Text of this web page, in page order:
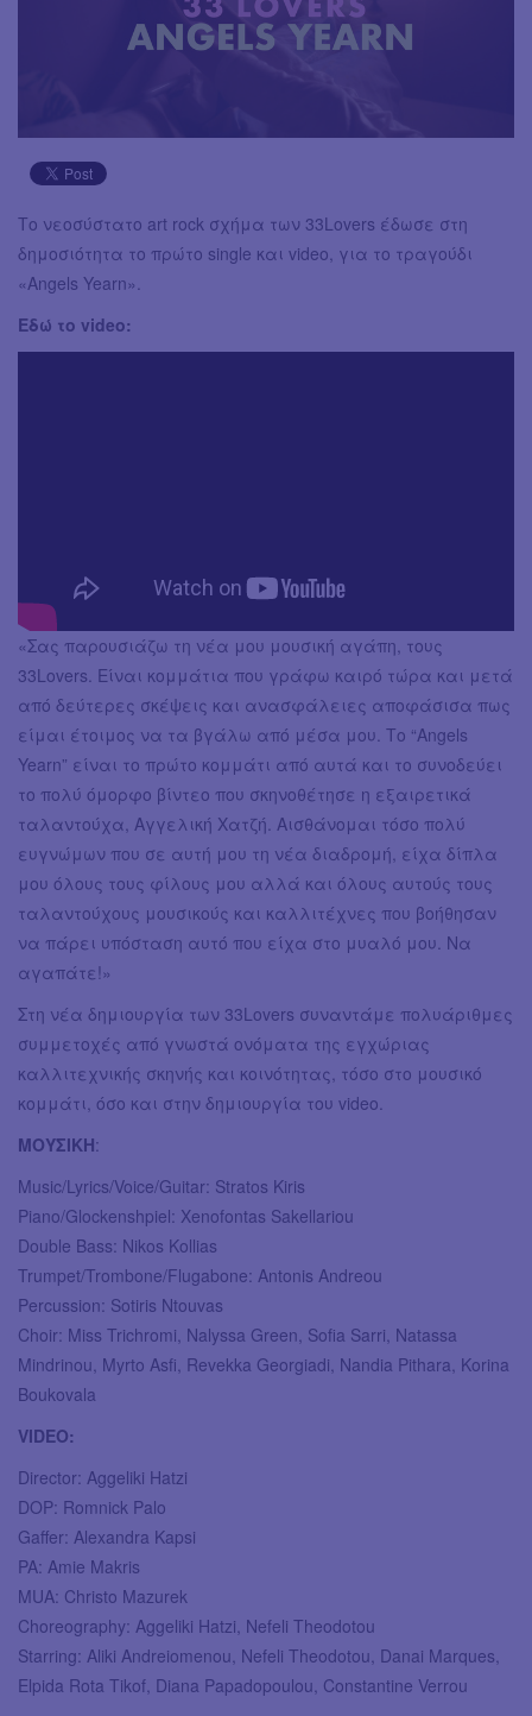
Το νεοσύστατο art rock σχήμα των 33Lovers έδωσε στη
δημοσιότητα το πρώτο single και video, για το τραγούδι
«Angels Yearn».
Εδώ το video:
«Σας παρουσιάζω τη νέα μου μουσική αγάπη, τους
33Lovers. Είναι κομμάτια που γράφω καιρό τώρα και μετά
από δεύτερες σκέψεις και ανασφάλειες αποφάσισα πως
είμαι έτοιμος να τα βγάλω από μέσα μου. Το “Angels
Yearn” είναι το πρώτο κομμάτι από αυτά και το συνοδεύει
το πολύ όμορφο βίντεο που σκηνοθέτησε η εξαιρετικά
ταλαντούχα, Αγγελική Χατζή. Αισθάνομαι τόσο πολύ
ευγνώμων που σε αυτή μου τη νέα διαδρομή, είχα δίπλα
μου όλους τους φίλους μου αλλά και όλους αυτούς τους
ταλαντούχους μουσικούς και καλλιτέχνες που βοήθησαν
να πάρει υπόσταση αυτό που είχα στο μυαλό μου. Να
αγαπάτε!»
Στη νέα δημιουργία των 33Lovers συναντάμε πολυάριθμες
συμμετοχές από γνωστά ονόματα της εγχώριας
καλλιτεχνικής σκηνής και κοινότητας, τόσο στο μουσικό
κομμάτι, όσο και στην δημιουργία του video.
ΜΟΥΣΙΚΗ:
Music/Lyrics/Voice/Guitar: Stratos Kiris
Piano/Glockenshpiel: Xenofontas Sakellariou
Double Bass: Nikos Kollias
Trumpet/Trombone/Flugabone: Antonis Andreou
Percussion: Sotiris Ntouvas
Choir: Miss Trichromi, Nalyssa Green, Sofia Sarri, Natassa
Mindrinou, Myrto Asfi, Revekka Georgiadi, Nandia Pithara, Korina
Boukovala
VIDEO:
Director: Aggeliki Hatzi
DOP: Romnick Palo
Gaffer: Alexandra Kapsi
PA: Amie Makris
MUA: Christo Mazurek
Choreography: Aggeliki Hatzi, Nefeli Theodotou
Starring: Aliki Andreiomenou, Nefeli Theodotou, Danai Marques,
Elpida Rota Tikof, Diana Papadopoulou, Constantine Verrou